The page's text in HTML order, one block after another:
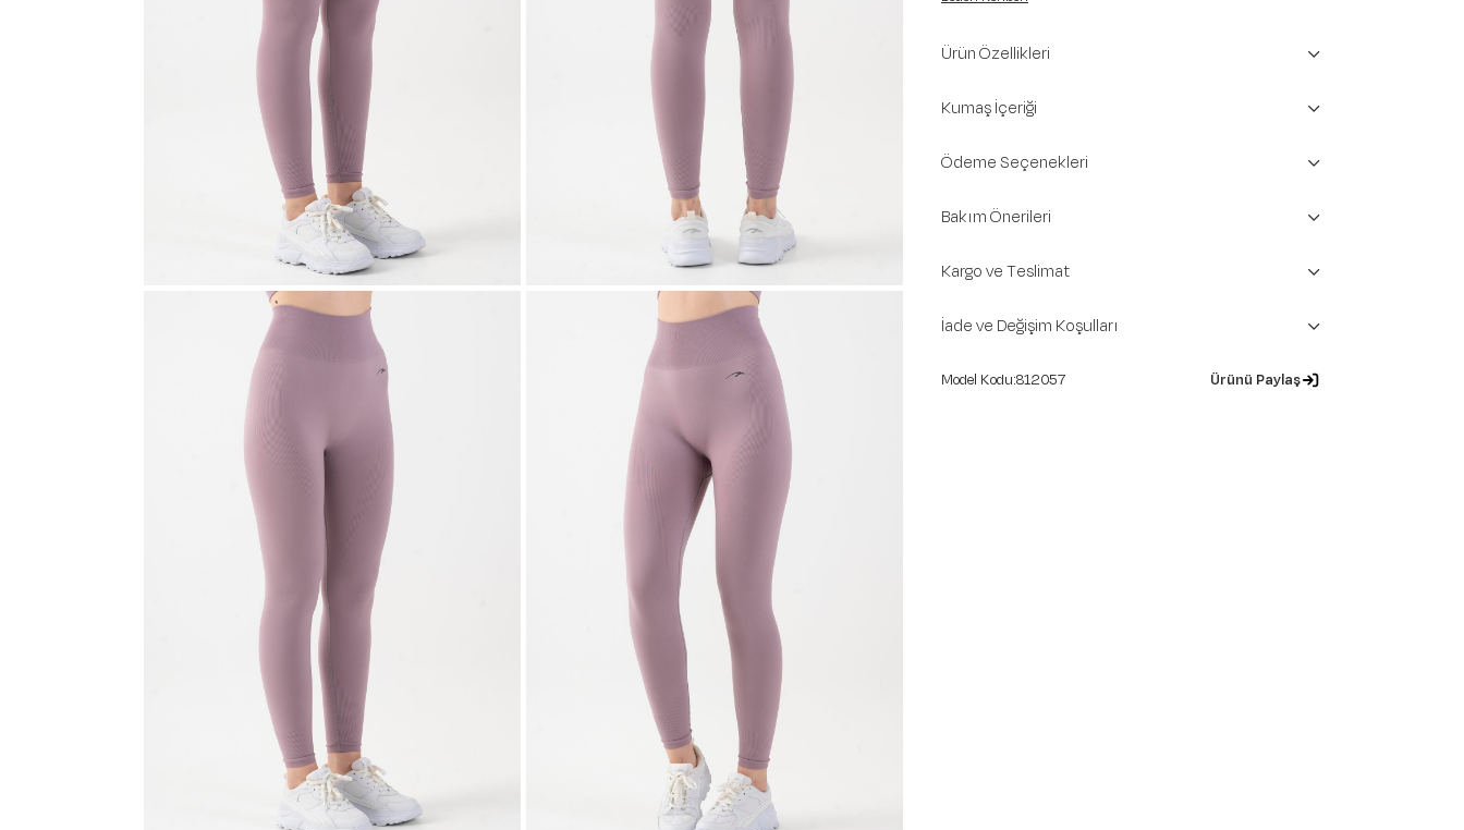
Ürün Özellikleri
Kumaş İçeriği
Ödeme Seçenekleri
Bakım Önerileri
Kargo ve Teslimat
İade ve Değişim Koşulları
812057 Ürünü Paylaş